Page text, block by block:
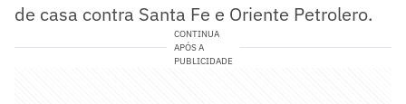
de casa contra Santa Fe e Oriente Petrolero.
CONTINUA
APÓS A
PUBLICIDADE